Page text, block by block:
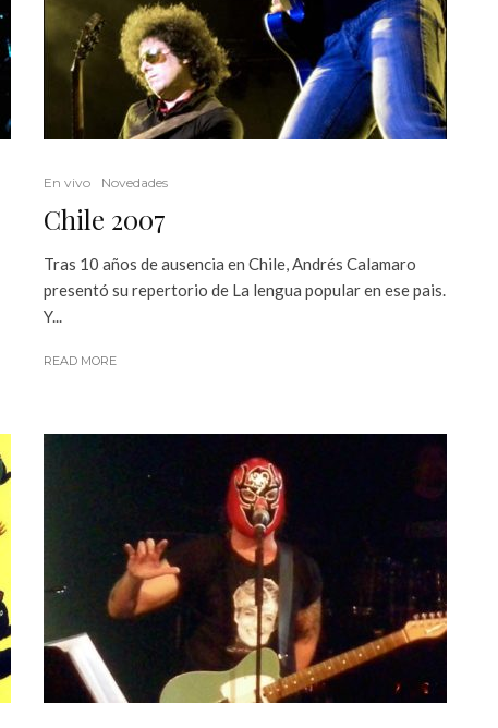
En vivo Novedades
Chile 2007
Tras 10 años de ausencia en Chile, Andrés Calamaro
presentó su repertorio de La lengua popular en ese pais.
Y...
READ MORE